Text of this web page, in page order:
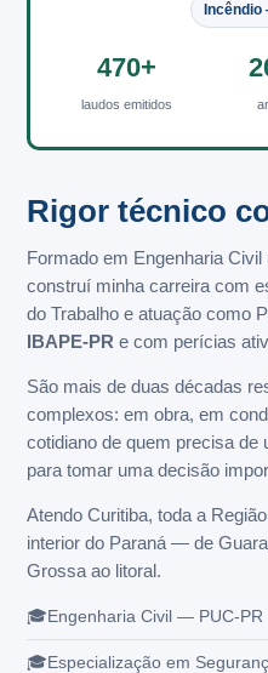
470+
laudos emitidos
Rigor técnico
Formado em Engenharia
construí minha carreira com
do Trabalho e atuação como
IBAPE-PR e com perícias
São mais de duas décadas
complexos: em obra, em
cotidiano de quem precisa
para tomar uma decisão
Atendo Curitiba, toda a
interior do Paraná — de
Grossa ao litoral.
Engenharia Civil — PUC-PR
Especialização em